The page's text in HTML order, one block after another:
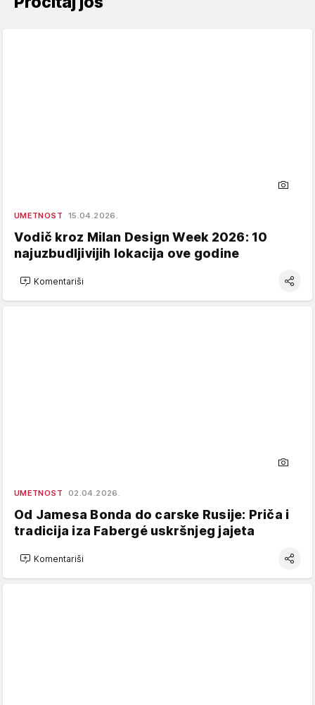
UMETNOST 15.04.2026.
Vodič kroz Milan Design Week 2026: 10
najuzbudljivijih lokacija ove godine
Komentariši
UMETNOST 02.04.2026.
Od Jamesa Bonda do carske Rusije: Priča i
tradicija iza Fabergé uskršnjeg jajeta
Komentariši